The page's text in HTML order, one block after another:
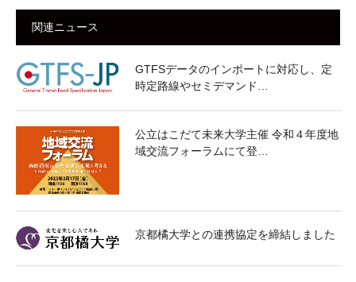
関連ニュース
GTFSデータのインポートに対応し、定
時定路線やセミデマンド…
公立はこだて未来大学主催 令和４年度地
域交流フォーラムにて登…
京都橘大学との連携協定を締結しました